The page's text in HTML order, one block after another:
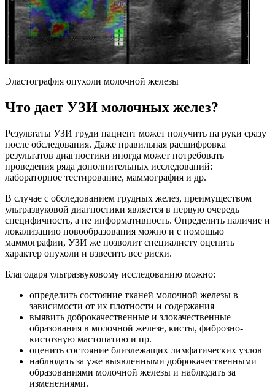
Эластография опухоли молочной железы
Что дает УЗИ молочных желез?
Результаты УЗИ груди пациент может получить на руки сразу
после обследования. Даже правильная расшифровка
результатов диагностики иногда может потребовать
проведения ряда дополнительных исследований:
лабораторное тестирование, маммография и др.
В случае с обследованием грудных желез, преимуществом
ультразвуковой диагностики является в первую очередь
специфичность, а не информативность. Определить наличие и
локализацию новообразования можно и с помощью
маммографии, УЗИ же позволит специалисту оценить
характер опухоли и взвесить все риски.
Благодаря ультразвуковому исследованию можно:
определить состояние тканей молочной железы в
зависимости от их плотности и содержания
выявить доброкачественные и злокачественные
образования в молочной железе, кисты, фиброзно-
кистозную мастопатию и пр.
оценить состояние близлежащих лимфатических узлов
наблюдать за уже выявленными доброкачественными
образованиями молочной железы и наблюдать за
изменениями.